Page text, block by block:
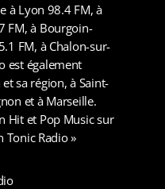
à Lyon 98.4 FM, à
FM, à Bourgoin-
FM, à Chalon-sur-
est également
sa région, à Saint-
et à Marseille.
Hit et Pop Music sur
Tonic Radio »